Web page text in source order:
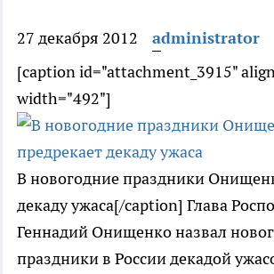
27 декабря 2012
administrator
[caption id="attachment_3915"
width="492"]
В новогодние праздники
декаду ужаса[/caption] Глава
Геннадий Онищенко назвал
праздники в России декадой